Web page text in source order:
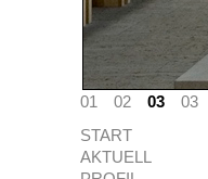
01 02 03 03
START
AKTUELL